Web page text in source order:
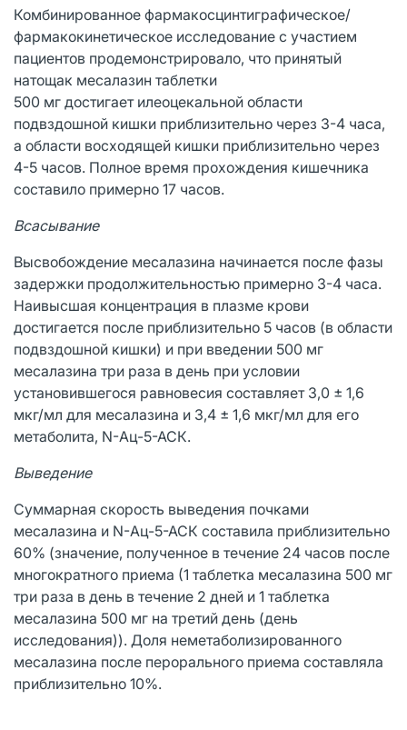
Комбинированное фармакосцинтиграфическое/
фармакокинетическое исследование с участием
пациентов продемонстрировало, что принятый
натощак месалазин таблетки
500 мг достигает илеоцекальной области
подвздошной кишки приблизительно через 3-4 часа,
а области восходящей кишки приблизительно через
4-5 часов. Полное время прохождения кишечника
составило примерно 17 часов.
Всасывание
Высвобождение месалазина начинается после фазы
задержки продолжительностью примерно 3-4 часа.
Наивысшая концентрация в плазме крови
достигается после приблизительно 5 часов (в области
подвздошной кишки) и при введении 500 мг
месалазина три раза в день при условии
установившегося равновесия составляет 3,0 ± 1,6
мкг/мл для месалазина и 3,4 ± 1,6 мкг/мл для его
метаболита, N-Ац-5-АСК.
Выведение
Суммарная скорость выведения почками
месалазина и N-Ац-5-АСК составила приблизительно
60% (значение, полученное в течение 24 часов после
многократного приема (1 таблетка месалазина 500 мг
три раза в день в течение 2 дней и 1 таблетка
месалазина 500 мг на третий день (день
исследования)). Доля неметаболизированного
месалазина после перорального приема составляла
приблизительно 10%.